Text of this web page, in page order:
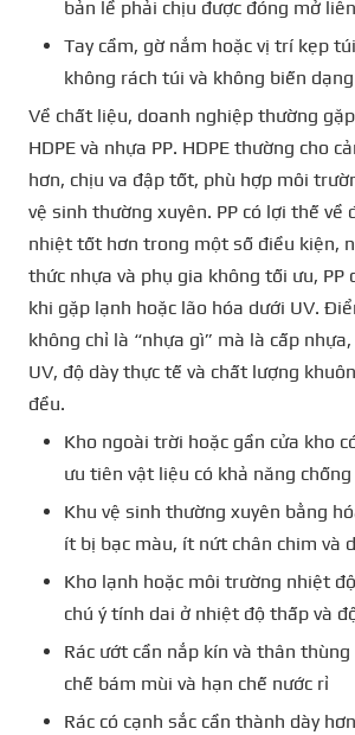
bản lề phải chịu được đóng mở
Tay cầm, gờ nắm hoặc vị trí kẹp
không rách túi và không biến
Về chất liệu, doanh nghiệp thường
HDPE và nhựa PP. HDPE thường cho
hơn, chịu va đập tốt, phù hợp môi
vệ sinh thường xuyên. PP có lợi thế về
nhiệt tốt hơn trong một số điều kiện,
thức nhựa và phụ gia không tối ưu, PP
khi gặp lạnh hoặc lão hóa dưới UV.
không chỉ là “nhựa gì” mà là cấp
UV, độ dày thực tế và chất lượng
đều.
Kho ngoài trời hoặc gần cửa kho
ưu tiên vật liệu có khả năng
Khu vệ sinh thường xuyên bằng
ít bị bạc màu, ít nứt chân chim và
Kho lạnh hoặc môi trường nhiệt
chú ý tính dai ở nhiệt độ thấp và
Rác ướt cần nắp kín và thân
chế bám mùi và hạn chế nước rỉ
Rác có cạnh sắc cần thành dày